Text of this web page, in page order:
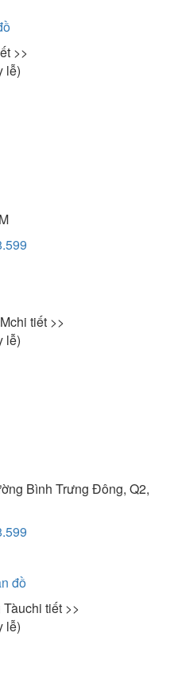
>>
lễ)
chi tiết >>
lễ)
Bình Trưng Đông, Q2,
đồ
chi tiết >>
lễ)